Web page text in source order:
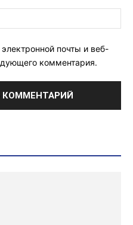
почты и веб-
комментария.